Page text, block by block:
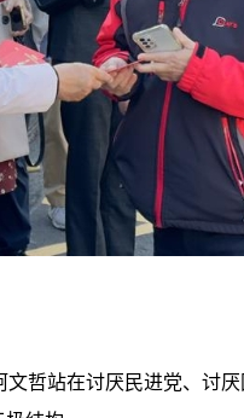
哲站在讨厌民进党、讨